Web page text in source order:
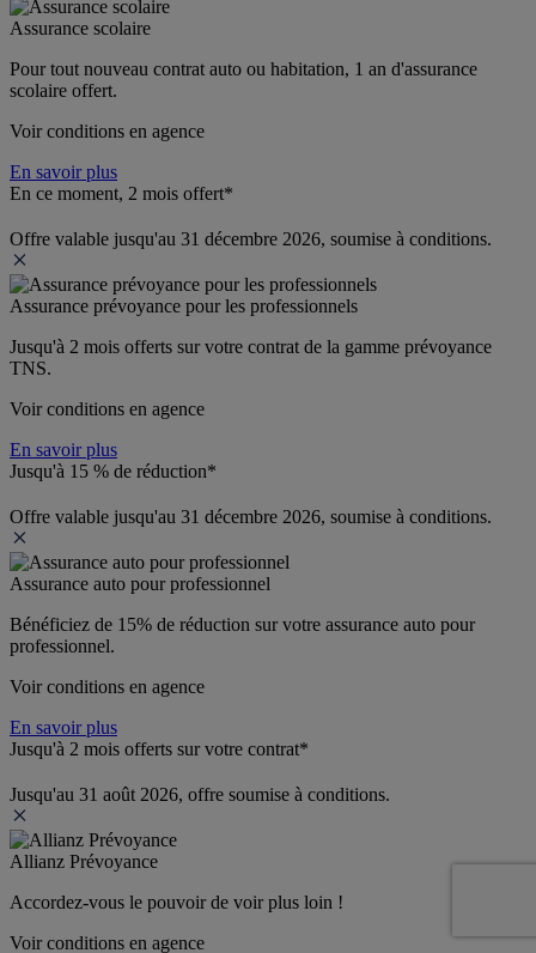
Assurance scolaire
Pour tout nouveau contrat auto ou habitation, 1 an d'assurance
scolaire offert.
Voir conditions en agence
En savoir plus
En ce moment, 2 mois offert*
Offre valable jusqu'au 31 décembre 2026, soumise à conditions.
Assurance prévoyance pour les professionnels
Jusqu'à 2 mois offerts sur votre contrat de la gamme prévoyance
TNS.
Voir conditions en agence
En savoir plus
Jusqu'à 15 % de réduction*
Offre valable jusqu'au 31 décembre 2026, soumise à conditions.
Assurance auto pour professionnel
Bénéficiez de 15% de réduction sur votre assurance auto pour
professionnel.
Voir conditions en agence
En savoir plus
Jusqu'à 2 mois offerts sur votre contrat*
Jusqu'au 31 août 2026, offre soumise à conditions.
Allianz Prévoyance
Accordez-vous le pouvoir de voir plus loin !
Voir conditions en agence